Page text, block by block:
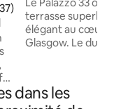
moyenne sur la
terrasse
élégant au cœur
Glasgow. Le
principale avec
dans les